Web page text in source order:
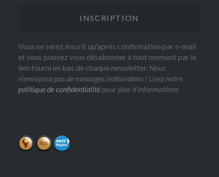
Vous ne serez inscrit qu'après confirmation par e-mail
et vous pouvez vous désabonner à tout moment par le
lien fourni en bas de chaque newsletter. Nous
n’envoyons pas de messages indésirables ! Lisez notre
politique de confidentialité pour plus d’informations.